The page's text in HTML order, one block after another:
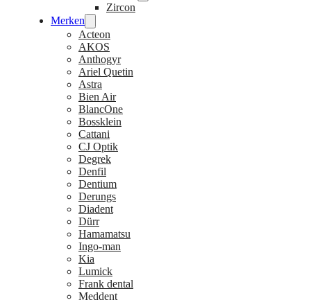
Zircon
Merken
Acteon
AKOS
Anthogyr
Ariel Quetin
Astra
Bien Air
BlancOne
Bossklein
Cattani
CJ Optik
Degrek
Denfil
Dentium
Derungs
Diadent
Dürr
Hamamatsu
Ingo-man
Kia
Lumick
Frank dental
Meddent